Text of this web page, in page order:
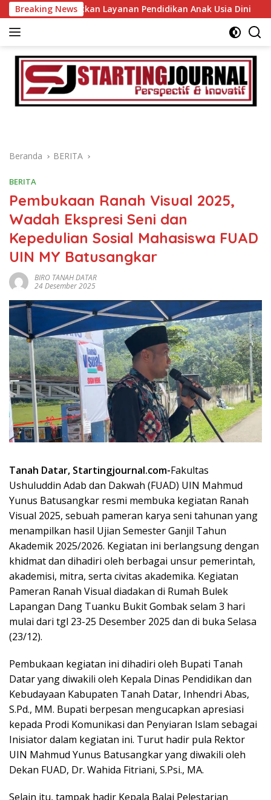
Langsung
ke
konten
Breaking NewsLayanan Pendidikan Anak Usia Dini Bupati
Beranda BERITA
BERITA
Pembukaan Ranah Visual 2025,
Wadah Ekspresi Seni dan
Kepedulian Sosial Mahasiswa FUAD
UIN MY Batusangkar
BIRO TANAH DATAR
24 Desember 2025
Tanah Datar, Startingjournal.com-Fakultas
Ushuluddin Adab dan Dakwah (FUAD) UIN Mahmud
Yunus Batusangkar resmi membuka kegiatan Ranah
Visual 2025, sebuah pameran karya seni tahunan yang
menampilkan hasil Ujian Semester Ganjil Tahun
Akademik 2025/2026. Kegiatan ini berlangsung dengan
khidmat dan dihadiri oleh berbagai unsur pemerintah,
akademisi, mitra, serta civitas akademika. Kegiatan
Pameran Ranah Visual diadakan di Rumah Bulek
Lapangan Dang Tuanku Bukit Gombak selam 3 hari
mulai dari tgl 23-25 Desember 2025 dan di buka Selasa
(23/12).
Pembukaan kegiatan ini dihadiri oleh Bupati Tanah
Datar yang diwakili oleh Kepala Dinas Pendidikan dan
Kebudayaan Kabupaten Tanah Datar, Inhendri Abas,
S.Pd., MM. Bupati berpesan mengucapkan apresiasi
kepada Prodi Komunikasi dan Penyiaran Islam sebagai
Inisiator dalam kegiatan ini. Turut hadir pula Rektor
UIN Mahmud Yunus Batusangkar yang diwakili oleh
Dekan FUAD, Dr. Wahida Fitriani, S.Psi., MA.
Selain itu, tampak hadir Kepala Balai Pelestarian